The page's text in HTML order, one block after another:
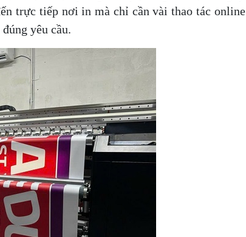
trực tiếp nơi in mà chỉ cần vài thao tác online
yêu cầu.